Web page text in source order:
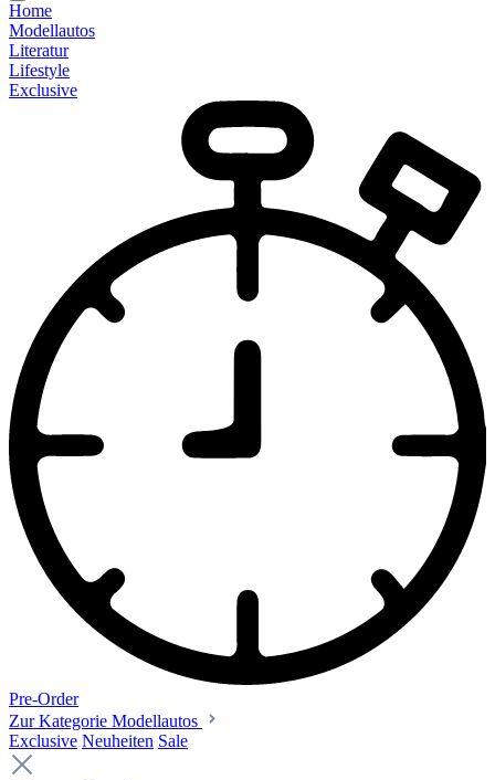
Home
Modellautos
Literatur
Lifestyle
Exclusive
Pre-Order
Zur Kategorie Modellautos
Exclusive Neuheiten Sale